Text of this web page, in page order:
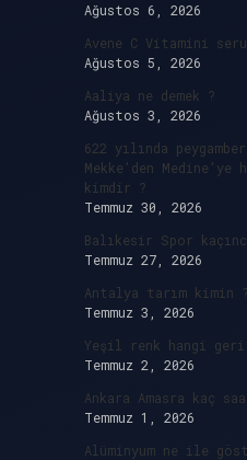
Ağustos 6, 2026
Avene C Vitamini
Ağustos 5, 2026
Aaliya ne demek ?
Ağustos 3, 2026
622 yılında
Mekke’den
kimdir ?
Temmuz 30, 2026
Balıkesir Spor
Temmuz 27, 2026
Antalya tarım kimin ?
Temmuz 3, 2026
Yeşil renk hangi geri
Temmuz 2, 2026
Ankara Amasra kaç
Temmuz 1, 2026
Alüminyum ne ile